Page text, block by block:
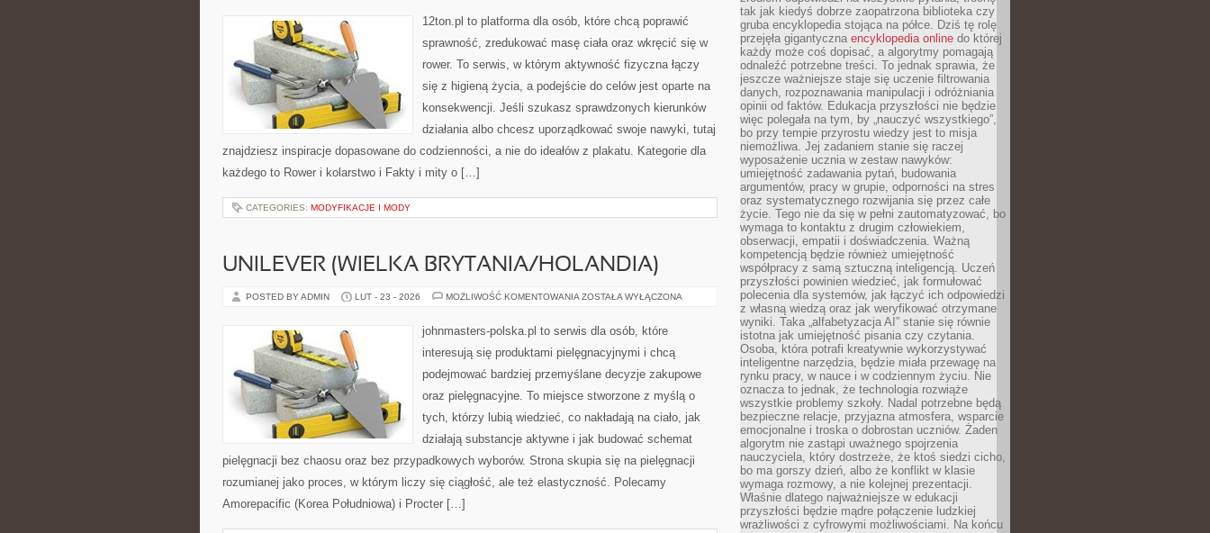
SIŁOWNIA
12ton.pl to platforma dla osób, które chcą poprawić
sprawność, zredukować masę ciała oraz wkręcić się w
rower. To serwis, w którym aktywność fizyczna łączy
się z higieną życia, a podejście do celów jest oparte na
konsekwencji. Jeśli szukasz sprawdzonych kierunków
działania albo chcesz uporządkować swoje nawyki, tutaj
znajdziesz inspiracje dopasowane do codzienności, a nie do ideałów z plakatu. Kategorie dla
każdego to Rower i kolarstwo i Fakty i mity o […]
CATEGORIES: MODYFIKACJE I MODY
UNILEVER (WIELKA BRYTANIA/HOLANDIA)
POSTED BY ADMIN LUT - 23 - 2026 MOŻLIWOŚĆ KOMENTOWANIA UNILEVER
ZOSTAŁA WYŁĄCZONA
johnmasters-polska.pl to serwis dla osób, które
interesują się produktami pielęgnacyjnymi i chcą
podejmować bardziej przemyślane decyzje zakupowe
oraz pielęgnacyjne. To miejsce stworzone z myślą o
tych, którzy lubią wiedzieć, co nakładają na ciało, jak
działają substancje aktywne i jak budować schemat
pielęgnacji bez chaosu oraz bez przypadkowych wyborów. Strona skupia się na pielęgnacji
rozumianej jako proces, w którym liczy się ciągłość, ale też elastyczność. Polecamy
Amorepacific (Korea Południowa) i Procter […]
tak jak kiedyś dobrze zaopatrzona biblioteka czy
gruba encyklopedia stojąca na półce. Dziś tę rolę
przejęła gigantyczna encyklopedia online do której
każdy może coś dopisać, a algorytmy pomagają
odnaleźć potrzebne treści. To jednak sprawia, że
jeszcze ważniejsze staje się uczenie filtrowania
danych, rozpoznawania manipulacji i odróżniania
opinii od faktów. Edukacja przyszłości nie będzie
więc polegała na tym, by „nauczyć wszystkiego”,
bo przy tempie przyrostu wiedzy jest to misja
niemożliwa. Jej zadaniem stanie się raczej
wyposażenie ucznia w zestaw nawyków:
umiejętność zadawania pytań, budowania
argumentów, pracy w grupie, odporności na stres
oraz systematycznego rozwijania się przez całe
życie. Tego nie da się w pełni zautomatyzować, bo
wymaga to kontaktu z drugim człowiekiem,
obserwacji, empatii i doświadczenia. Ważną
kompetencją będzie również umiejętność
współpracy z samą sztuczną inteligencją. Uczeń
przyszłości powinien wiedzieć, jak formułować
polecenia dla systemów, jak łączyć ich odpowiedzi
z własną wiedzą oraz jak weryfikować otrzymane
wyniki. Taka „alfabetyzacja AI” stanie się równie
istotna jak umiejętność pisania czy czytania.
Osoba, która potrafi kreatywnie wykorzystywać
inteligentne narzędzia, będzie miała przewagę na
rynku pracy, w nauce i w codziennym życiu. Nie
oznacza to jednak, że technologia rozwiąże
wszystkie problemy szkoły. Nadal potrzebne będą
bezpieczne relacje, przyjazna atmosfera, wsparcie
emocjonalne i troska o dobrostan uczniów. Żaden
algorytm nie zastąpi uważnego spojrzenia
nauczyciela, który dostrzeże, że ktoś siedzi cicho,
bo ma gorszy dzień, albo że konflikt w klasie
wymaga rozmowy, a nie kolejnej prezentacji.
Właśnie dlatego najważniejsze w edukacji
przyszłości będzie mądre połączenie ludzkiej
wrażliwości z cyfrowymi możliwościami. Na końcu